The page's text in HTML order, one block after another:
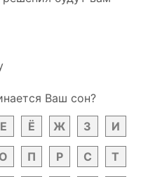
Ваш сон?
Е Ё Ж З И
О П Р С Т